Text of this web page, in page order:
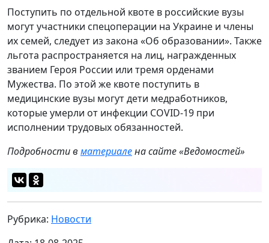
Поступить по отдельной квоте в российские вузы
могут участники спецоперации на Украине и члены
их семей, следует из закона «Об образовании». Также
льгота распространяется на лиц, награжденных
званием Героя России или тремя орденами
Мужества. По этой же квоте поступить в
медицинские вузы могут дети медработников,
которые умерли от инфекции COVID-19 при
исполнении трудовых обязанностей.
Подробности вматериалена сайте «Ведомостей»
Рубрика: Новости